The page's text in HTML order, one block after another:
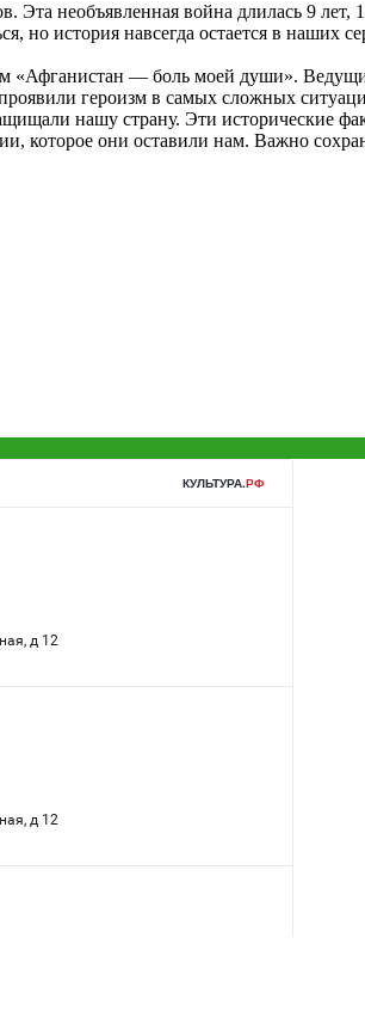
необъявленная война длилась 9
история навсегда остается в наших
«Афганистан — боль моей души».
героизм в самых сложных
нашу страну. Эти исторические
которое они оставили нам. Важно